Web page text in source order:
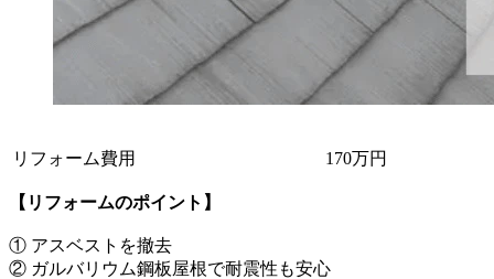
リフォーム費用 170万円
【リフォームのポイント】
① アスベストを撤去
② ガルバリウム鋼板屋根で耐震性も安心